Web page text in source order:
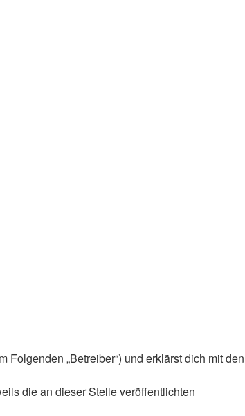
Folgenden „Betreiber“) und erklärst dich mit den
die an dieser Stelle veröffentlichten